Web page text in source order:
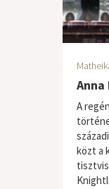
A
közt a